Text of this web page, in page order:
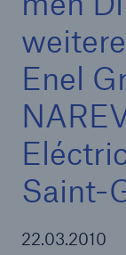
Enel
Saint-
22.03.2010
Tech Trend Radar
Our expert